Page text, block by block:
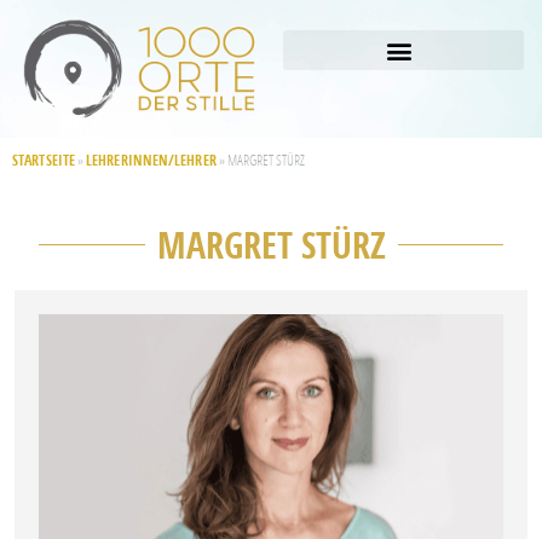
STARTSEITE » LEHRERINNEN/LEHRER» MARGRET STÜRZ
MARGRET STÜRZ